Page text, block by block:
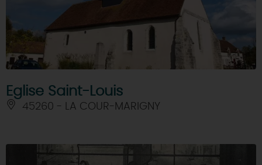
Eglise Saint-Louis
45260 - LA COUR-MARIGNY